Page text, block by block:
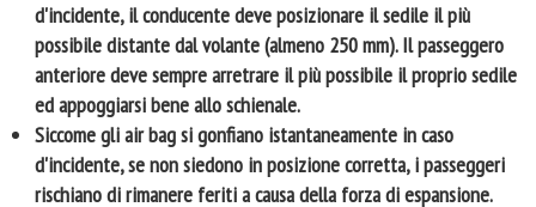
d'incidente, il conducente deve posizionare il sedile il più
possibile distante dal volante (almeno 250 mm). Il passeggero
anteriore deve sempre arretrare il più possibile il proprio sedile
ed appoggiarsi bene allo schienale.
Siccome gli air bag si gonfiano istantaneamente in caso
d'incidente, se non siedono in posizione corretta, i passeggeri
rischiano di rimanere feriti a causa della forza di espansione.